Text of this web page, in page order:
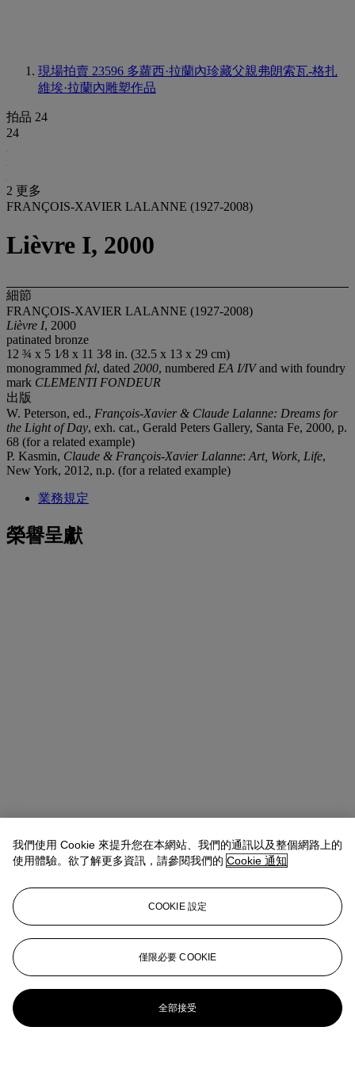
現場拍賣 23596 多蘿西·拉蘭內珍藏父親弗朗索瓦-格扎
維埃·拉蘭內雕塑作品
拍品 24
24
2 更多
FRANÇOIS-XAVIER LALANNE (1927-2008)
Lièvre I, 2000
細節
FRANÇOIS-XAVIER LALANNE (1927-2008)
Lièvre I, 2000
patinated bronze
12 ¾ x 5 1⁄8 x 11 3⁄8 in. (32.5 x 13 x 29 cm)
monogrammed fxl, dated 2000, numbered EA I/IVand with foundry
mark CLEMENTI FONDEUR
出版
W. Peterson, ed., François-Xavier & Claude Lalanne: Dreams for
the Light of Day, exh. cat., Gerald Peters Gallery, Santa Fe, 2000, p.
68 (for a related example)
P. Kasmin, Claude & François-Xavier Lalanne: Art, Work, Life,
New York, 2012, n.p. (for a related example)
業務規定
榮譽呈獻
Alexander HeminwayDeputy Chairman
AHeminway@christies.com+1 917 558 4798
更多來自多蘿西·拉蘭內珍藏父親弗朗索
瓦-格扎維埃·拉蘭內雕塑作品
我們使用 Cookie 來提升您在本網站、我們的通訊以及整個網路上的
使用體驗。欲了解更多資訊，請參閱我們的 Cookie 通知
COOKIE 設定
僅限必要 COOKIE
全部接受